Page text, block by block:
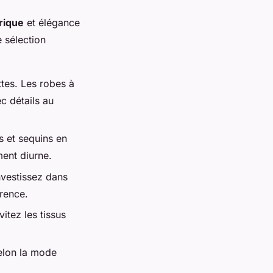
et élégance
sélection
Les robes à
détails au
et sequins en
diurne.
dans
les tissus
la mode